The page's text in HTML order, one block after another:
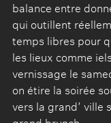
balance entre
qui outillent
temps libres pour
les lieux comme
vernissage le
on étire la soirée
vers la grand’ ville